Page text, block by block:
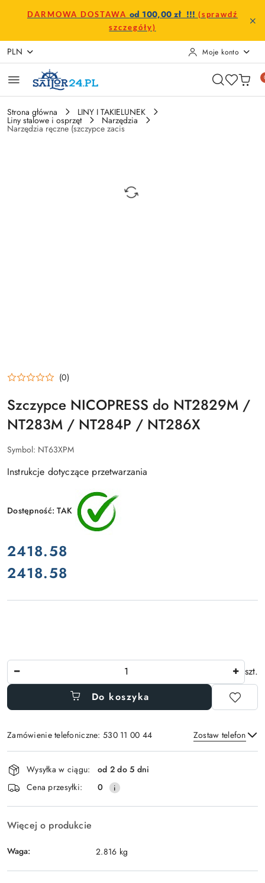
Przejdź do treści głównej
Przejdź do wyszukiwarki
Przejdź do moje konto
Przejdź do menu głównego
Przejdź do opisu produktu
Przejdź do stopki
DARMOWA DOSTAWA od 100,00 zł !!! (sprawdź
szczegóły)
PLN Moje konto
Strona główna LINY I TAKIELUNEK
Liny stalowe i osprzęt Narzędzia
Narzędzia ręczne (szczypce zacis
(0)
Szczypce NICOPRESS do NT2829M /
NT283M / NT284P / NT286X
Symbol: NT63XPM
Instrukcje dotyczące przetwarzania
Dostępność:TAK
cena:
2418.58
Cena:
2418.58
Ilość
szt.
Do koszyka
Zamówienie telefoniczne: 530 11 00 44 Zostaw telefon
Wyślij
Dostępność
i
dostawa
Wysyłka w ciągu:
od 2 do 5 dni
Cena przesyłki:
0
Więcej o produkcie
Waga: 2.816 kg